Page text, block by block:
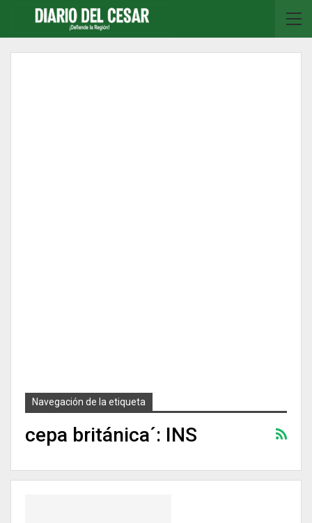
Navegación de la etiqueta
cepa británica´: INS